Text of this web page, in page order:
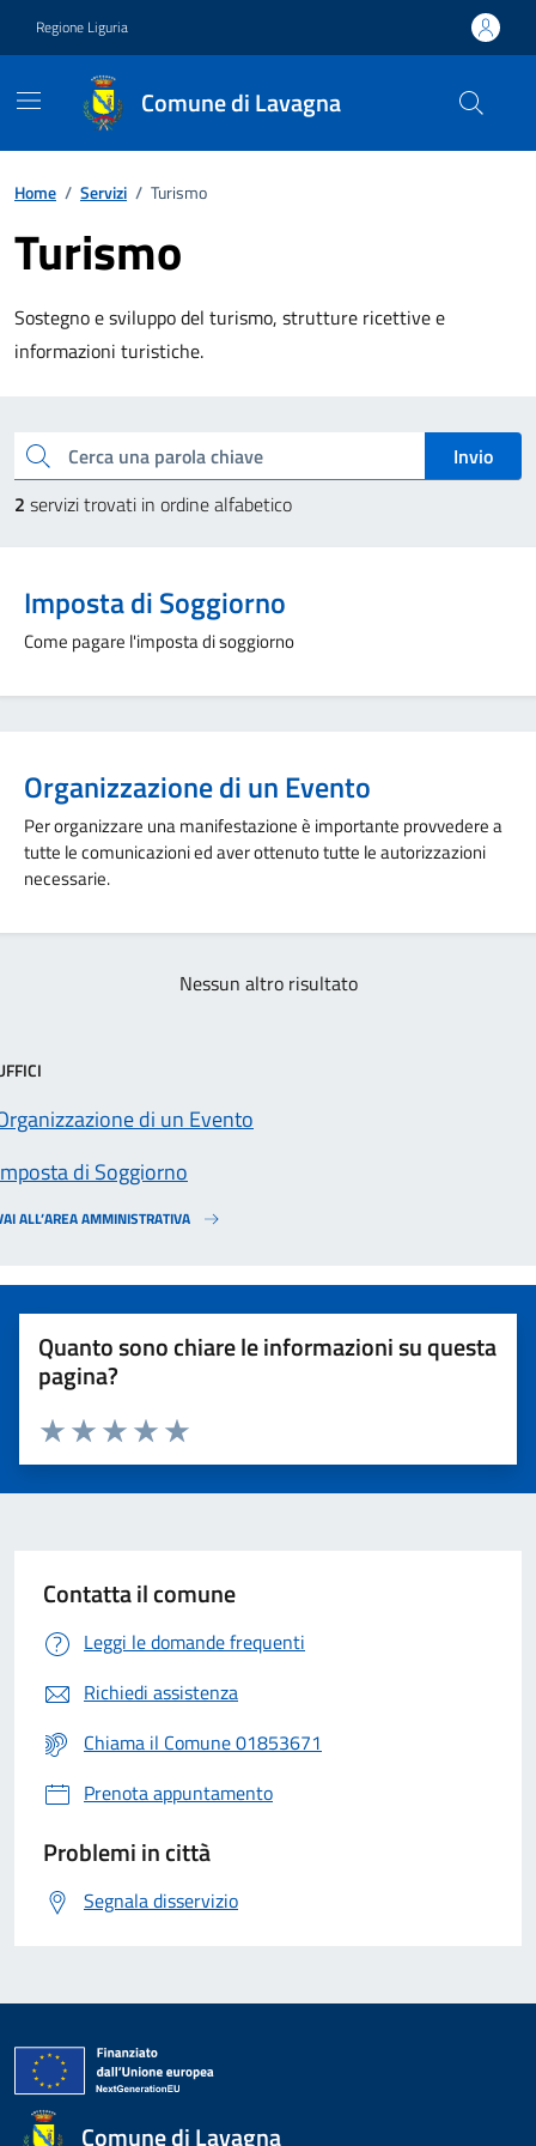
Regione Liguria
Comune di Lavagna
Home / Servizi / Turismo
Turismo
Sostegno e sviluppo del turismo, strutture ricettive e
informazioni turistiche.
Cerca una parola chiave
Invio
2 servizi trovati in ordine alfabetico
Imposta di Soggiorno
Come pagare l'imposta di soggiorno
Organizzazione di un Evento
Per organizzare una manifestazione è importante provvedere a
tutte le comunicazioni ed aver ottenuto tutte le autorizzazioni
necessarie.
Nessun altro risultato
di un Evento
di Soggiorno
ALL’AREA AMMINISTRATIVA
Quanto sono chiare le informazioni su questa
pagina?
Valuta 5 stelle su 5
Valuta 4 stelle su 5
Valuta 3 stelle su 5
Valuta 2 stelle su 5
Valuta 1 stelle su 5
Contatta il comune
Leggi le domande frequenti
Richiedi assistenza
Chiama il Comune 01853671
Prenota appuntamento
Problemi in città
Segnala disservizio
Comune di Lavagna